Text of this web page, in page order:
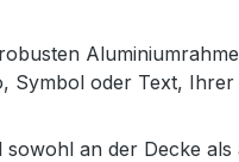
oder Text,
an der Decke